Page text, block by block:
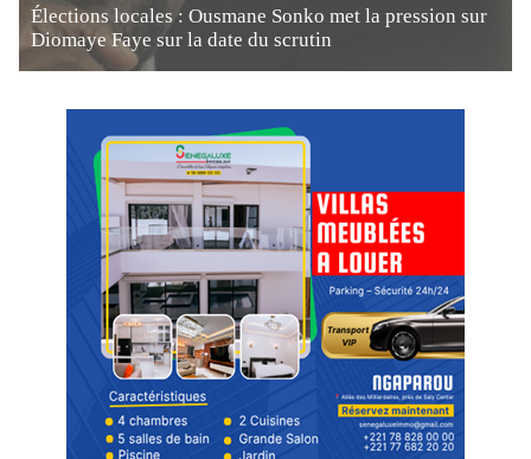
Élections locales : Ousmane Sonko met la pression sur
Diomaye Faye sur la date du scrutin